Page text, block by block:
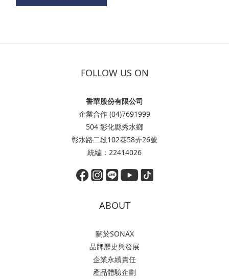
FOLLOW US ON
香華股份有限公司
企業合作 (04)7691999
504 彰化縣秀水鄉
彰水路二段102巷58弄26號
統編：22414026
ABOUT
關於SONAX
品牌歷史與發展
企業永續責任
產品體驗企劃